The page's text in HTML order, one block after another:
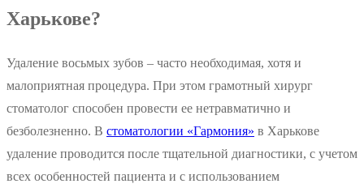
Харькове?
Удаление восьмых зубов – часто необходимая, хотя и
малоприятная процедура. При этом грамотный хирург
стоматолог способен провести ее нетравматично и
безболезненно. В стоматологии «Гармония» в Харькове
удаление проводится после тщательной диагностики, с учетом
всех особенностей пациента и с использованием